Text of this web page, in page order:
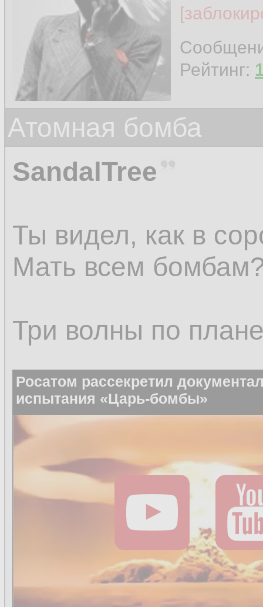
Рейтинг:
Атомная бомба
SandalTree
Ты видел, как в
Мать всем
Три волны по
Росатом рассекретил
испытания «Царь-бомбы»